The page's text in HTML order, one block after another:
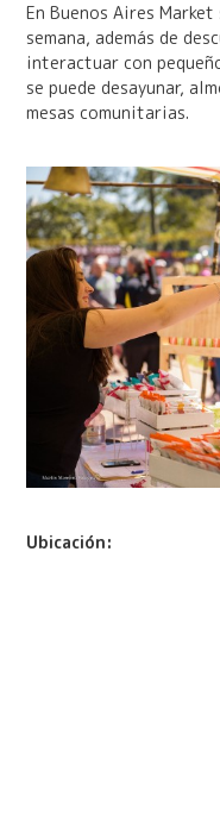
En Buenos Aires
semana, además de
interactuar con
se puede desayunar,
mesas comunitarias.
Ubicación: